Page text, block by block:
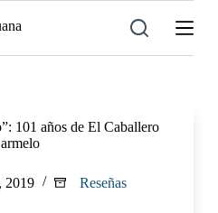
101 años de El Caballero
2019 Reseñas